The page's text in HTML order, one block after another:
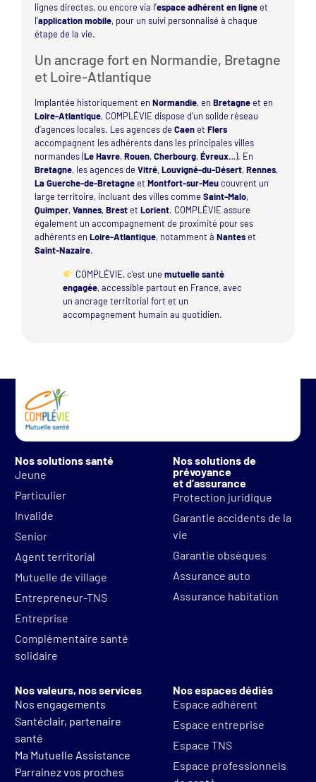
lignes directes, ou encore via l’espace adhérent en ligneet
l’application mobile, pour un suivi personnalisé à chaque
étape de la vie.
Un ancrage fort en Normandie, Bretagne
et Loire-Atlantique
Implantée historiquement enNormandie, enBretagneet en
Loire-Atlantique, COMPLÉVIE dispose d’un solide réseau
d’agences locales. Les agences deCaenetFlers
accompagnent les adhérents dans les principales villes
normandes (Le Havre,Rouen,Cherbourg,Évreux…). En
Bretagne, les agences deVitré,Louvigné-du-Désert,Rennes,
La Guerche-de-BretagneetMontfort-sur-Meucouvrent un
large territoire, incluant des villes commeSaint-Malo,
Quimper,Vannes,BrestetLorient. COMPLÉVIE assure
également un accompagnement de proximité pour ses
adhérents enLoire-Atlantique, notamment àNanteset
Saint-Nazaire.
COMPLÉVIE, c’est une mutuelle santé
engagée, accessible partout en France, avec
un ancrage territorial fort et un
accompagnement humain au quotidien.
Nos solutions santé
Jeune
Particulier
Invalide
Senior
Agent territorial
Mutuelle de village
Entrepreneur-TNS
Entreprise
Complémentaire santé
solidaire
Nos solutions de
prévoyance
et d’assurance
Protection juridique
Garantie accidents de la
vie
Garantie obsèques
Assurance auto
Assurance habitation
Nos valeurs, nos services
Nos engagements
Santéclair, partenaire
santé
Ma Mutuelle Assistance
Parrainez vos proches
Nos espaces dédiés
Espace adhérent
Espace entreprise
Espace TNS
Espace professionnels